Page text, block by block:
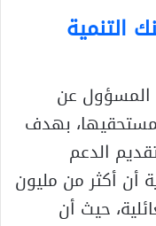
التنمية
المسؤول عن
بهدف
الدعم
أن أكثر من مليون
حيث أن